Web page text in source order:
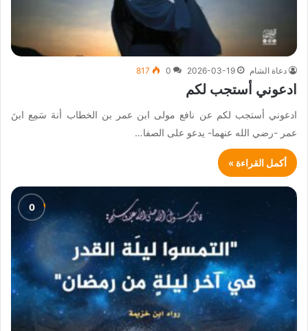
دعاة الشام 2026-03-19
0
817
ادعوني أستجب لكم
ادعوني أستجب لكم عن نافع مولى ابن عمر بن الخطاب أنهَ سَمِع ابنَ
عمر -رضي الله عنهما- يدعو على الصفا…
أكمل القراءة »